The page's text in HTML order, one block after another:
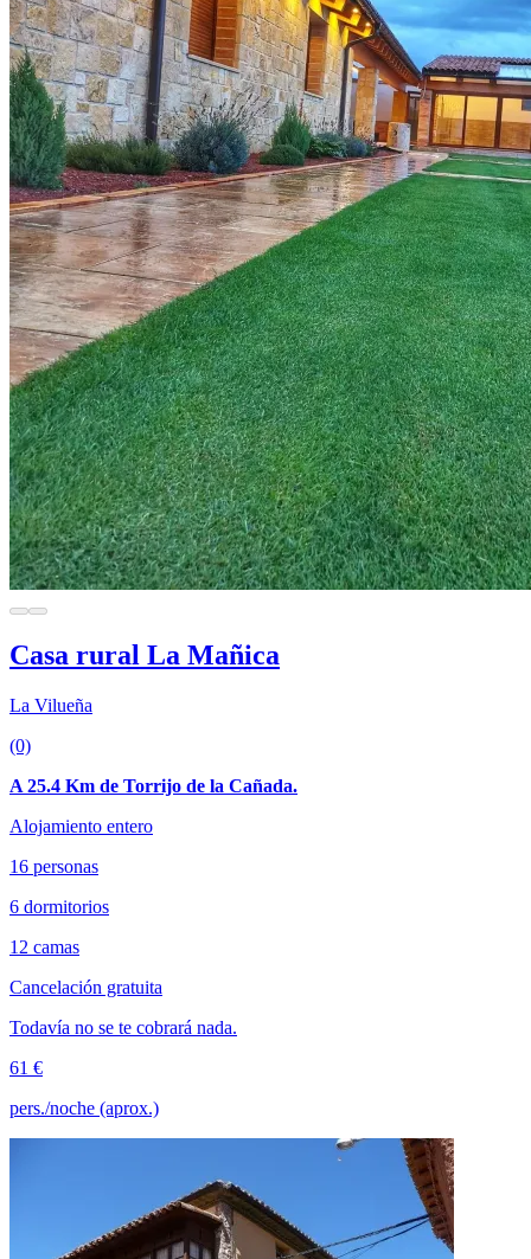
Casa rural La Mañica
La Vilueña
(0)
A 25.4 Km de Torrijo de la Cañada.
Alojamiento entero
16 personas
6 dormitorios
12 camas
Cancelación gratuita
Todavía no se te cobrará nada.
61 €
pers./noche (aprox.)